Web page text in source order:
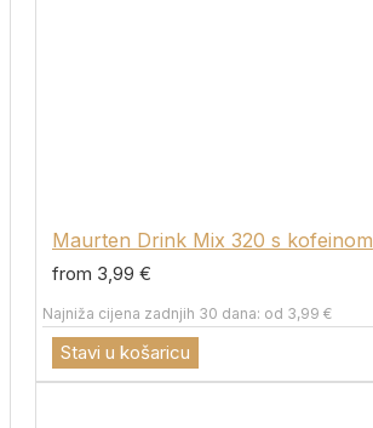
Maurten Drink Mix 320 s kofeinom
from 3,99 €
Najniža cijena zadnjih 30 dana: od 3,99 €
Stavi u košaricu